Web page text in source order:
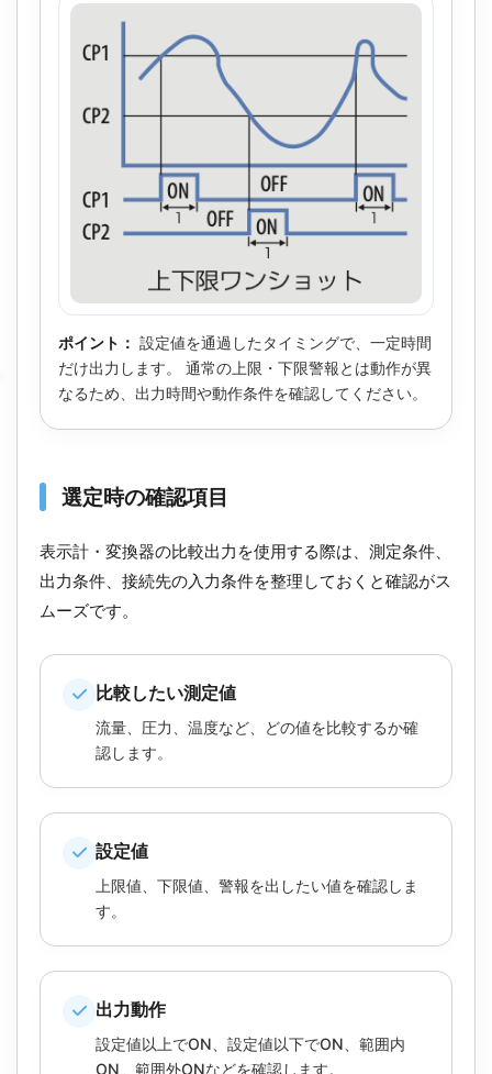
ポイント： 設定値を通過したタイミングで、一定時間
だけ出力します。 通常の上限・下限警報とは動作が異
なるため、出力時間や動作条件を確認してください。
選定時の確認項目
表示計・変換器の比較出力を使用する際は、測定条件、
出力条件、接続先の入力条件を整理しておくと確認がス
ムーズです。
比較したい測定値
流量、圧力、温度など、どの値を比較するか確
認します。
設定値
上限値、下限値、警報を出したい値を確認しま
す。
出力動作
設定値以上でON、設定値以下でON、範囲内
ON、範囲外ONなどを確認します。